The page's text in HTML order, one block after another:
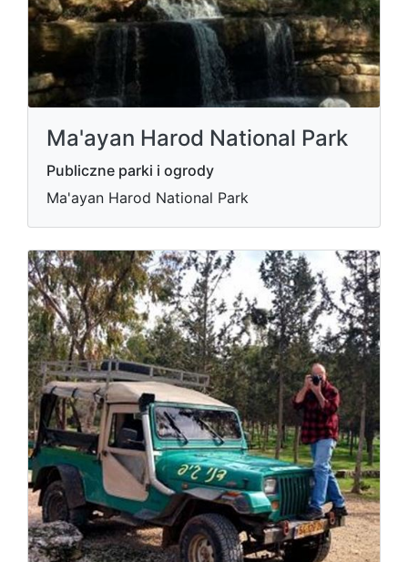
Ma'ayan Harod National Park
Publiczne parki i ogrody
Ma'ayan Harod National Park